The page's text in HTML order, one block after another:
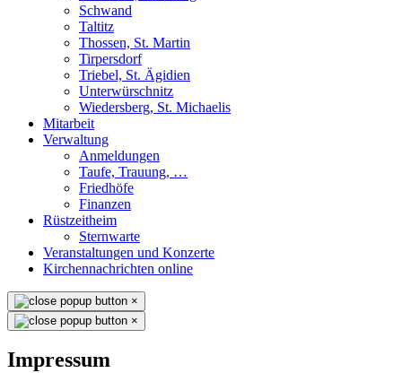
Schwand
Taltitz
Thossen, St. Martin
Tirpersdorf
Triebel, St. Ägidien
Unterwürschnitz
Wiedersberg, St. Michaelis
Mitarbeit
Verwaltung
Anmeldungen
Taufe, Trauung, …
Friedhöfe
Finanzen
Rüstzeitheim
Sternwarte
Veranstaltungen und Konzerte
Kirchennachrichten online
×
×
Impressum